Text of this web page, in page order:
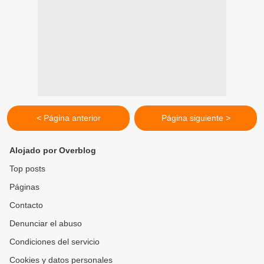
< Página anterior Página siguiente >
Alojado por Overblog
Top posts
Páginas
Contacto
Denunciar el abuso
Condiciones del servicio
Cookies y datos personales